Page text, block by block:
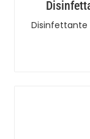
Disinfettante